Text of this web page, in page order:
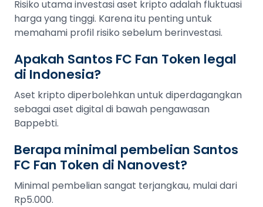
Risiko utama investasi aset kripto adalah fluktuasi
harga yang tinggi. Karena itu penting untuk
memahami profil risiko sebelum berinvestasi.
Apakah Santos FC Fan Token legal
di Indonesia?
Aset kripto diperbolehkan untuk diperdagangkan
sebagai aset digital di bawah pengawasan
Bappebti.
Berapa minimal pembelian Santos
FC Fan Token di Nanovest?
Minimal pembelian sangat terjangkau, mulai dari
Rp5.000.